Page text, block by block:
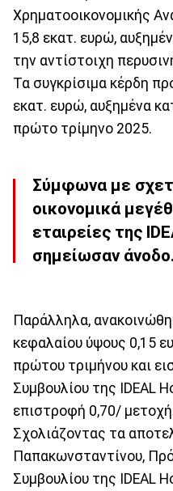
Χρηματοοικονομικής
15,8 εκατ. ευρώ,
την αντίστοιχη
Τα συγκρίσιμα κέρδη
εκατ. ευρώ, αυξημένα
πρώτο τρίμηνο 2025.
Σύμφωνα με
οικονομικά
εταιρείες της
σημείωσαν άνοδο.
Παράλληλα,
κεφαλαίου ύψους 0,15
πρώτου τριμήνου και
Συμβουλίου της IDEAL
επιστροφή 0,70/
Σχολιάζοντας τα
Παπακωνσταντίνου,
Συμβουλίου της IDEAL